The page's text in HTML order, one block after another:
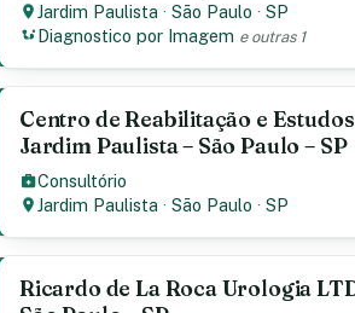
Jardim Paulista ·São Paulo ·SP
Diagnostico por Imagem e outras 1
Centro de Reabilitação e
Jardim Paulista – São Paulo – SP
Consultório
Jardim Paulista ·São Paulo ·SP
Ricardo de La Roca Urologia